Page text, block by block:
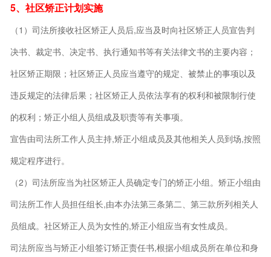
5、社区矫正计划实施
（1）司法所接收社区矫正人员后,应当及时向社区矫正人员宣告判
决书、裁定书、决定书、执行通知书等有关法律文书的主要内容；
社区矫正期限；社区矫正人员应当遵守的规定、被禁止的事项以及
违反规定的法律后果；社区矫正人员依法享有的权利和被限制行使
的权利；矫正小组人员组成及职责等有关事项。
宣告由司法所工作人员主持,矫正小组成员及其他相关人员到场,按照
规定程序进行。
（2）司法所应当为社区矫正人员确定专门的矫正小组。矫正小组由
司法所工作人员担任组长,由本办法第三条第二、第三款所列相关人
员组成。社区矫正人员为女性的,矫正小组应当有女性成员。
司法所应当与矫正小组签订矫正责任书,根据小组成员所在单位和身